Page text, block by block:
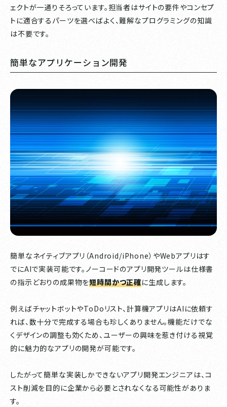
ェクトが一通りそろっています。担当者はサイトの要件やコンセプ
トに適合するパーツを選べばよく、難解なプログラミングの知識
は不要です。
簡単なアプリケーション開発
簡単なネイティブアプリ（Android/iPhone）やWebアプリはす
でにAIで実装可能です。ノーコードのアプリ開発ツールは仕様書
の指示どおりの成果物を短時間かつ正確に生成します。
例えばチャットボットやToDoリスト、計算機アプリはAIに依頼す
れば、数十分で完成する場合も珍しくありません。機能だけでな
くデザインの調整も効くため、ユーザーの興味を惹き付ける視覚
的に魅力的なアプリの開発が可能です。
したがって簡単な実装しかできないアプリ開発エンジニアは、コ
スト削減を目的に企業から必要とされなくなる可能性がありま
す。